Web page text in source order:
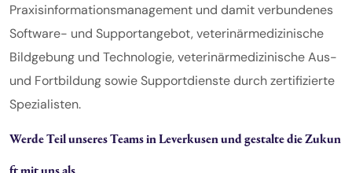
Praxisinformationsmanagement und damit verbundenes
Software- und Supportangebot, veterinärmedizinische
Bildgebung und Technologie, veterinärmedizinische Aus-
und Fortbildung sowie Supportdienste durch zertifizierte
Spezialisten.
Werde Teil unseres Teams in Leverkusen und gestalte die Zukun